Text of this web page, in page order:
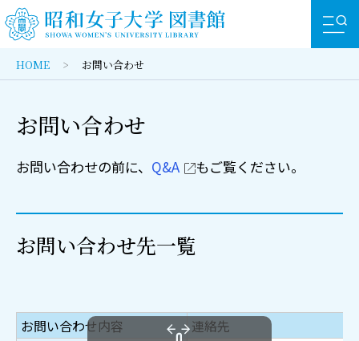
HOME お問い合わせ
お問い合わせ
お問い合わせの前に、 Q&A もご覧ください。
お問い合わせ先一覧
お問い合わせ内容
連絡先
UP SHOWA
昭和女子大学図書館の所蔵を検索します